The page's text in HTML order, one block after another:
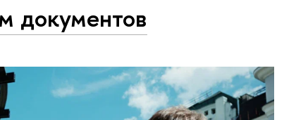
документов